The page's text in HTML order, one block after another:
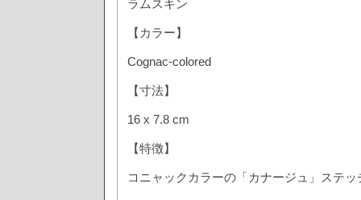
ラムスキン
【カラー】
Cognac-colored
【寸法】
16 x 7.8 cm
【特徴】
コニャックカラーの「カナージュ」ステッ